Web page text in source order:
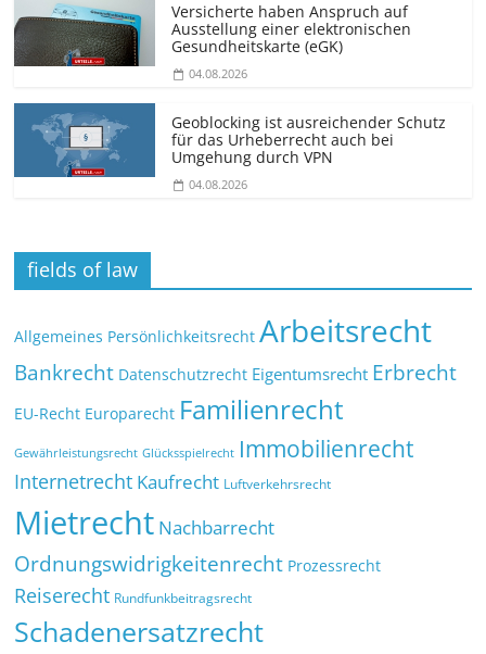
Versicherte haben Anspruch auf
Ausstellung einer elektronischen
Gesundheitskarte (eGK)
04.08.2026
Geoblocking ist ausreichender Schutz
für das Urheberrecht auch bei
Umgehung durch VPN
04.08.2026
fields of law
Allgemeines Persönlichkeitsrecht Arbeitsrecht
Bankrecht Datenschutzrecht Eigentumsrecht Erbrecht
EU-Recht Europarecht Familienrecht
Gewährleistungsrecht Glücksspielrecht Immobilienrecht
Internetrecht Kaufrecht Luftverkehrsrecht
Mietrecht Nachbarrecht
Ordnungswidrigkeitenrecht Prozessrecht
Reiserecht Rundfunkbeitragsrecht
Schadenersatzrecht